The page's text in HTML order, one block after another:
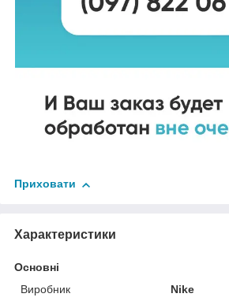
Приховати
Характеристики
Основні
Виробник
Nike